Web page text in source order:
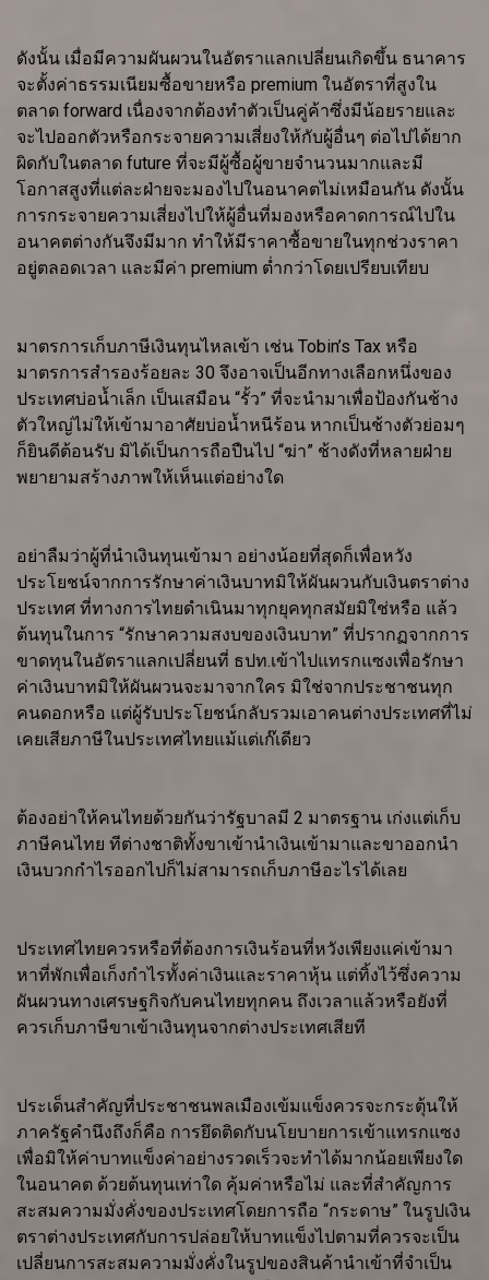
ดังนั้น เมื่อมีความผันผวนในอัตราแลกเปลี่ยนเกิดขึ้น ธนาคาร
จะตั้งค่าธรรมเนียมซื้อขายหรือ premium ในอัตราที่สูงใน
ตลาด forward เนื่องจากต้องทำตัวเป็นคู่ค้าซึ่งมีน้อยรายและ
จะไปออกตัวหรือกระจายความเสี่ยงให้กับผู้อื่นๆ ต่อไปได้ยาก
ผิดกับในตลาด future ที่จะมีผู้ซื้อผู้ขายจำนวนมากและมี
โอกาสสูงที่แต่ละฝ่ายจะมองไปในอนาคตไม่เหมือนกัน ดังนั้น
การกระจายความเสี่ยงไปให้ผู้อื่นที่มองหรือคาดการณ์ไปใน
อนาคตต่างกันจึงมีมาก ทำให้มีราคาซื้อขายในทุกช่วงราคา
อยู่ตลอดเวลา และมีค่า premium ต่ำกว่าโดยเปรียบเทียบ
มาตรการเก็บภาษีเงินทุนไหลเข้า เช่น Tobin’s Tax หรือ
มาตรการสำรองร้อยละ 30 จึงอาจเป็นอีกทางเลือกหนึ่งของ
ประเทศบ่อน้ำเล็ก เป็นเสมือน “รั้ว” ที่จะนำมาเพื่อป้องกันช้าง
ตัวใหญ่ไม่ให้เข้ามาอาศัยบ่อน้ำหนีร้อน หากเป็นช้างตัวย่อมๆ
ก็ยินดีต้อนรับ มิได้เป็นการถือปืนไป “ฆ่า” ช้างดังที่หลายฝ่าย
พยายามสร้างภาพให้เห็นแต่อย่างใด
อย่าลืมว่าผู้ที่นำเงินทุนเข้ามา อย่างน้อยที่สุดก็เพื่อหวัง
ประโยชน์จากการรักษาค่าเงินบาทมิให้ผันผวนกับเงินตราต่าง
ประเทศ ที่ทางการไทยดำเนินมาทุกยุคทุกสมัยมิใช่หรือ แล้ว
ต้นทุนในการ “รักษาความสงบของเงินบาท” ที่ปรากฏจากการ
ขาดทุนในอัตราแลกเปลี่ยนที่ ธปท.เข้าไปแทรกแซงเพื่อรักษา
ค่าเงินบาทมิให้ผันผวนจะมาจากใคร มิใช่จากประชาชนทุก
คนดอกหรือ แต่ผู้รับประโยชน์กลับรวมเอาคนต่างประเทศที่ไม่
เคยเสียภาษีในประเทศไทยแม้แต่เก๊เดียว
ต้องอย่าให้คนไทยด้วยกันว่ารัฐบาลมี 2 มาตรฐาน เก่งแต่เก็บ
ภาษีคนไทย ทีต่างชาติทั้งขาเข้านำเงินเข้ามาและขาออกนำ
เงินบวกกำไรออกไปก็ไม่สามารถเก็บภาษีอะไรได้เลย
ประเทศไทยควรหรือที่ต้องการเงินร้อนที่หวังเพียงแค่เข้ามา
หาที่พักเพื่อเก็งกำไรทั้งค่าเงินและราคาหุ้น แต่ทิ้งไว้ซึ่งความ
ผันผวนทางเศรษฐกิจกับคนไทยทุกคน ถึงเวลาแล้วหรือยังที่
ควรเก็บภาษีขาเข้าเงินทุนจากต่างประเทศเสียที
ประเด็นสำคัญที่ประชาชนพลเมืองเข้มแข็งควรจะกระตุ้นให้
ภาครัฐคำนึงถึงก็คือ การยึดติดกับนโยบายการเข้าแทรกแซง
เพื่อมิให้ค่าบาทแข็งค่าอย่างรวดเร็วจะทำได้มากน้อยเพียงใด
ในอนาคต ด้วยต้นทุนเท่าใด คุ้มค่าหรือไม่ และที่สำคัญการ
สะสมความมั่งคั่งของประเทศโดยการถือ “กระดาษ” ในรูปเงิน
ตราต่างประเทศกับการปล่อยให้บาทแข็งไปตามที่ควรจะเป็น
เปลี่ยนการสะสมความมั่งคั่งในรูปของสินค้านำเข้าที่จำเป็น